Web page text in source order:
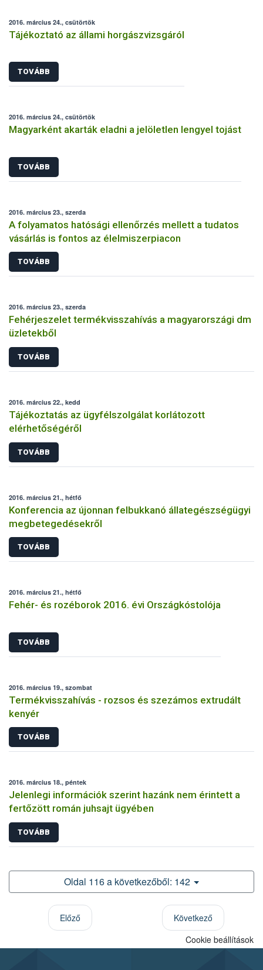
2016. március 24., csütörtök
Tájékoztató az állami horgászvizsgáról
TOVÁBB
2016. március 24., csütörtök
Magyarként akarták eladni a jelöletlen lengyel tojást
TOVÁBB
2016. március 23., szerda
A folyamatos hatósági ellenőrzés mellett a tudatos
vásárlás is fontos az élelmiszerpiacon
TOVÁBB
2016. március 23., szerda
Fehérjeszelet termékvisszahívás a magyarországi dm
üzletekből
TOVÁBB
2016. március 22., kedd
Tájékoztatás az ügyfélszolgálat korlátozott
elérhetőségéről
TOVÁBB
2016. március 21., hétfő
Konferencia az újonnan felbukkanó állategészségügyi
megbetegedésekről
TOVÁBB
2016. március 21., hétfő
Fehér- és rozéborok 2016. évi Országkóstolója
TOVÁBB
2016. március 19., szombat
Termékvisszahívás - rozsos és szezámos extrudált
kenyér
TOVÁBB
2016. március 18., péntek
Jelenlegi információk szerint hazánk nem érintett a
fertőzött román juhsajt ügyében
TOVÁBB
Oldal 116 a következőből: 142
Előző
Következő
Cookie beállítások